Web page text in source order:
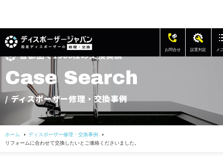
お問合せ 設置判定 メ
修理・交換の費用
ディスポーザー修理・交換事例
アフターサポート
よくある質問
首都圏で1900棟の交換実績
Case Searc h
/ ディスポーザー修理・交換事例
ホーム
ディスポーザー修理・交換事例
リフォームに合わせて交換したいとご連絡くださいました。